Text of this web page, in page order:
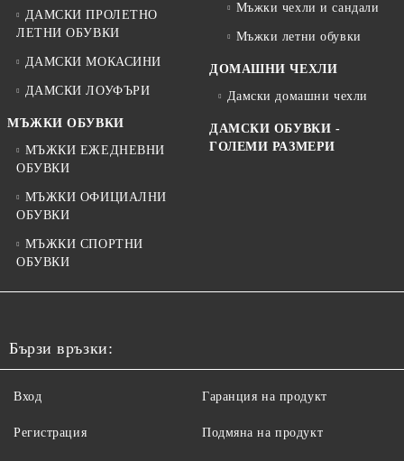
ДАМСКИ ПРОЛЕТНО
ЛЕТНИ ОБУВКИ
ДАМСКИ МОКАСИНИ
ДАМСКИ ЛОУФЪРИ
МЪЖКИ ОБУВКИ
МЪЖКИ ЕЖЕДНЕВНИ
ОБУВКИ
МЪЖКИ ОФИЦИАЛНИ
ОБУВКИ
МЪЖКИ СПОРТНИ
ОБУВКИ
Мъжки чехли и сандали
Мъжки летни обувки
ДОМАШНИ ЧЕХЛИ
Дамски домашни чехли
ДАМСКИ ОБУВКИ -
ГОЛЕМИ РАЗМЕРИ
Бързи връзки:
Вход
Регистрация
Гаранция на продукт
Подмяна на продукт